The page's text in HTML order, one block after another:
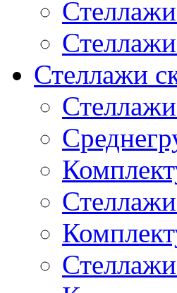
Стеллажи